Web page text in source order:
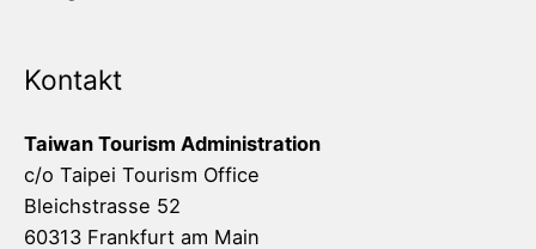
Kontakt
Taiwan Tourism Administration
c/o Taipei Tourism Office
Bleichstrasse 52
60313 Frankfurt am Main